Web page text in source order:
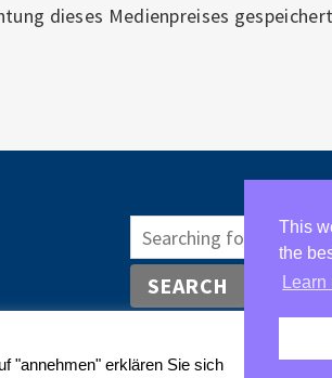
dieses Medienpreises
SEARCH
"annehmen" erklären Sie sich
This
the